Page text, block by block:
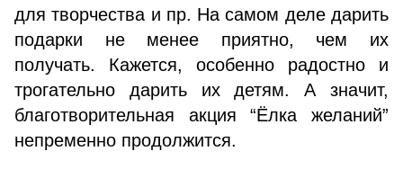
для творчества и пр. На самом деле дарить
подарки не менее приятно, чем их
получать. Кажется, особенно радостно и
трогательно дарить их детям. А значит,
благотворительная акция “Ёлка желаний”
непременно продолжится.